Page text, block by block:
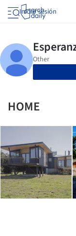
Iniciar sesión
HOME